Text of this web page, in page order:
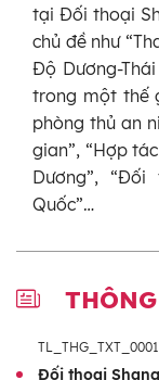
tại Đối thoại
chủ đề như
Độ Dương-
trong một thế
phòng thủ an
gian”, “Hợp
Dương”,
Quốc”…
Đối thoại